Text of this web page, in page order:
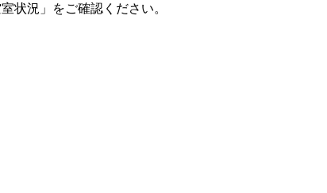
状況 」をご確認ください。